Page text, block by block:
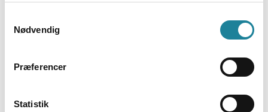
Nødvendig
Præferencer
Statistik